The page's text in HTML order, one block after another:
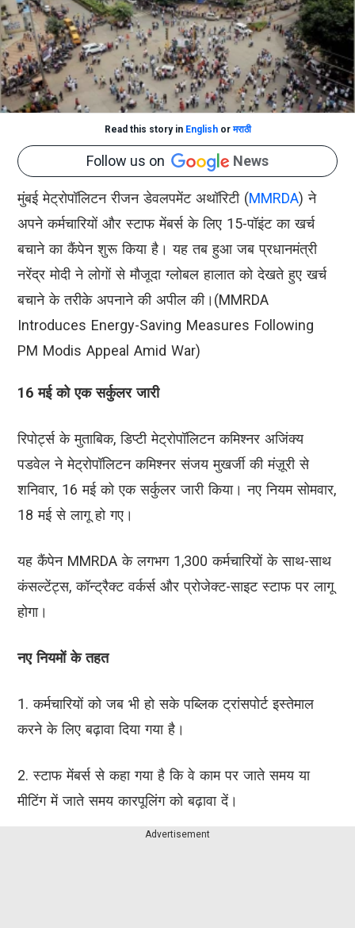
Read this story in Englishorमराठी
Follow us on News
मुंबई मेट्रोपॉलिटन रीजन डेवलपमेंट अथॉरिटी (MMRDA) ने
अपने कर्मचारियों और स्टाफ मेंबर्स के लिए 15-पॉइंट का खर्च
बचाने का कैंपेन शुरू किया है। यह तब हुआ जब प्रधानमंत्री
नरेंद्र मोदी ने लोगों से मौजूदा ग्लोबल हालात को देखते हुए खर्च
बचाने के तरीके अपनाने की अपील की।(MMRDA
Introduces Energy-Saving Measures Following
PM Modis Appeal Amid War)
16 मई को एक सर्कुलर जारी
रिपोर्ट्स के मुताबिक, डिप्टी मेट्रोपॉलिटन कमिश्नर अजिंक्य
पडवेल ने मेट्रोपॉलिटन कमिश्नर संजय मुखर्जी की मंज़ूरी से
शनिवार, 16 मई को एक सर्कुलर जारी किया। नए नियम सोमवार,
18 मई से लागू हो गए।
यह कैंपेन MMRDA के लगभग 1,300 कर्मचारियों के साथ-साथ
कंसल्टेंट्स, कॉन्ट्रैक्ट वर्कर्स और प्रोजेक्ट-साइट स्टाफ पर लागू
होगा।
नए नियमों के तहत
1. कर्मचारियों को जब भी हो सके पब्लिक ट्रांसपोर्ट इस्तेमाल
करने के लिए बढ़ावा दिया गया है।
2. स्टाफ मेंबर्स से कहा गया है कि वे काम पर जाते समय या
मीटिंग में जाते समय कारपूलिंग को बढ़ावा दें।
Advertisement